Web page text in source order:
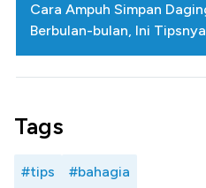
Cara Ampuh Simpan
Berbulan-bulan, Ini Tipsnya
Tags
#tips #bahagia